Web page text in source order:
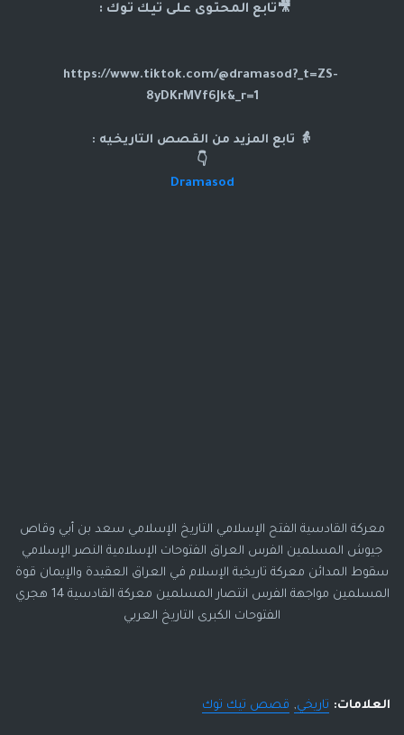
🎥تابع المحتوى على تيك توك :
https://www.tiktok.com/@dramasod?_t=ZS-
8yDKrMVf6Jk&_r=1
👵 تابع المزيد من القصص التاريخيه :
👇
Dramasod
معركة القادسية الفتح الإسلامي التاريخ الإسلامي سعد بن أبي وقاص
جيوش المسلمين الفرس العراق الفتوحات الإسلامية النصر الإسلامي
سقوط المدائن معركة تاريخية الإسلام في العراق العقيدة والإيمان قوة
المسلمين مواجهة الفرس انتصار المسلمين معركة القادسية 14 هجري
الفتوحات الكبرى التاريخ العربي
العلامات: تاريخي قصص تيك توك